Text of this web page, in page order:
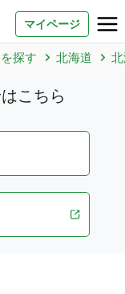
マイページ
探す 北海道
こちら